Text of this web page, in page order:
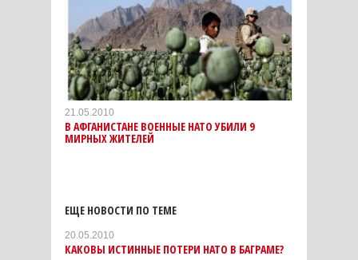
21.05.2010
В АФГАНИСТАНЕ ВОЕННЫЕ НАТО УБИЛИ 9
МИРНЫХ ЖИТЕЛЕЙ
ЕЩЕ НОВОСТИ ПО ТЕМЕ
20.05.2010
КАКОВЫ ИСТИННЫЕ ПОТЕРИ НАТО В БАГРАМЕ?